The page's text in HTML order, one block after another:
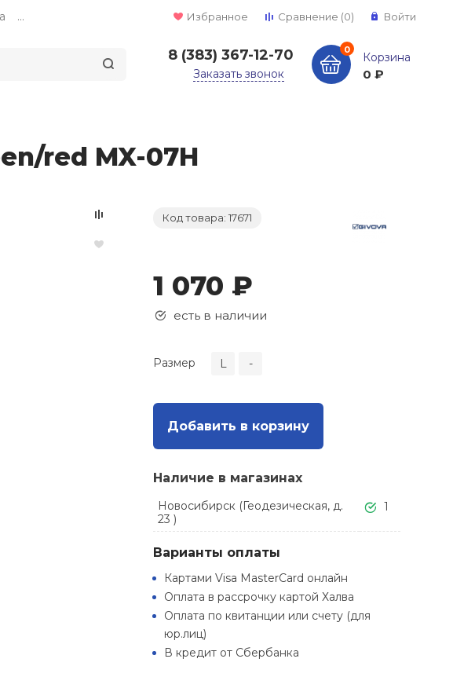
... Избранное Сравнение (0) Войти
8 (383) 367-12-70
Заказать звонок
0
Корзина
0 ₽
red MX-07H
Код товара: 17671
1 070 ₽
есть в наличии
Размер L -
Добавить в корзину
Наличие в магазинах
Новосибирск (Геодезическая, д.
23 )
1
Варианты оплаты
Картами Visa MasterCard онлайн
Оплата в рассрочку картой Халва
Оплата по квитанции или счету (для
юр.лиц)
В кредит от Сбербанка